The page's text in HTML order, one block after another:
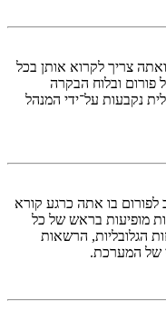
צריך לקרוא אותן בכל
ובלוח הבקרה
נקבעות על־ידי המנהל
לפורום בו אתה כרגע קורא
מופיעות בראש של כל
הגלובליות, הרשאות
של המערכת.